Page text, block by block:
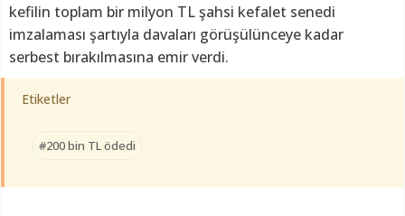
kefilin toplam bir milyon TL şahsi kefalet senedi
imzalaması şartıyla davaları görüşülünceye kadar
serbest bırakılmasına emir verdi.
Etiketler
#200 bin TL ödedi